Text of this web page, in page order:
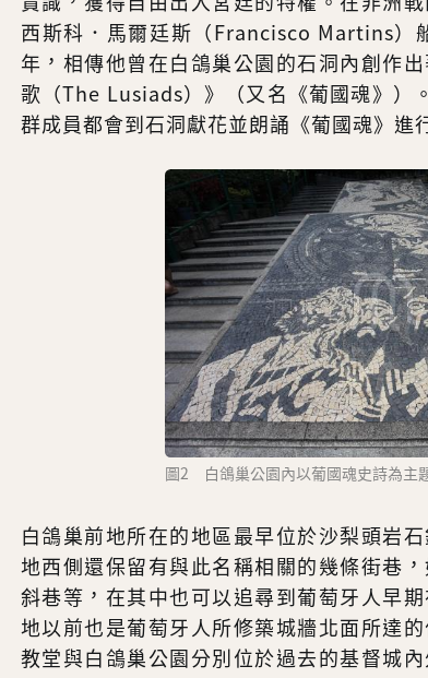
西斯科．馬爾廷斯（Francisco Martins）
年，相傳他曾在白鴿巢公園的石洞內創作
歌（The Lusiads）》（又名《葡國魂》）
群成員都會到石洞獻花並朗誦《葡國魂》進
圖2 白鴿巢公園內以葡國魂史詩為主
白鴿巢前地所在的地區最早位於沙梨頭岩
地西側還保留有與此名稱相關的幾條街巷
斜巷等，在其中也可以追尋到葡萄牙人早
地以前也是葡萄牙人所修築城牆北面所達
教堂與白鴿巢公園分別位於過去的基督城